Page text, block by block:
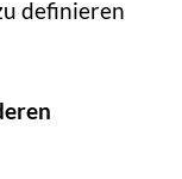
definieren